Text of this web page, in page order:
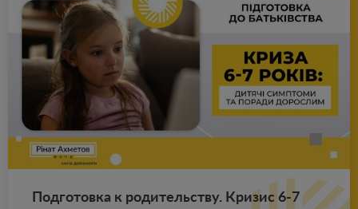
Под­го­тов­ка к ро­ди­тель­ству. Кри­зис 6-7